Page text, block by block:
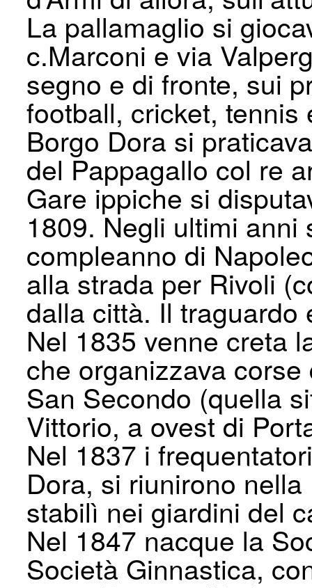
La pallamaglio si
c.Marconi e via
segno e di fronte, sui
football, cricket,
Borgo Dora si
del Pappagallo col re
Gare ippiche si
1809. Negli ultimi
compleanno di
alla strada per Rivoli
dalla città. Il
Nel 1835 venne creta
che organizzava corse
San Secondo (quella
Vittorio, a ovest di
Nel 1837 i
Dora, si riunirono
stabilì nei giardini del
Nel 1847 nacque la
Società Ginnastica,